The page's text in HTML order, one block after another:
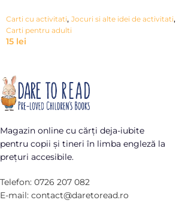
Carti cu activitati, Jocuri si alte idei de activitati,
Carti pentru adulti
15 lei
Magazin online cu cărți deja-iubite
pentru copii și tineri în limba engleză la
prețuri accesibile.
Telefon: 0726 207 082
E-mail: contact@daretoread.ro